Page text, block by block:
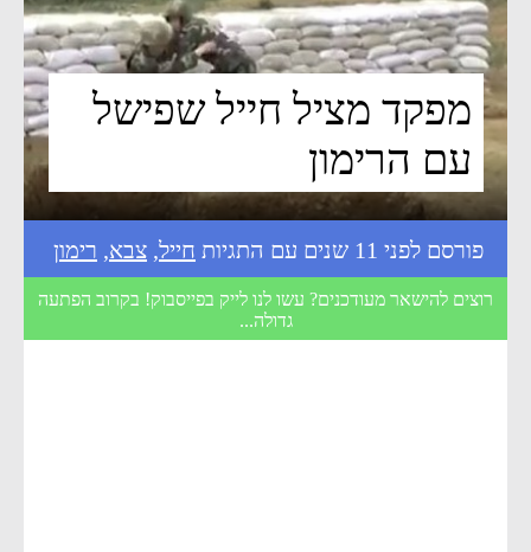
מפקד מציל חייל שפישל
עם הרימון
פורסם לפני 11 שנים עם התגיות חייל, צבא, רימון
רוצים להישאר מעודכנים? עשו לנו לייק בפייסבוק! בקרוב הפתעה
גדולה...